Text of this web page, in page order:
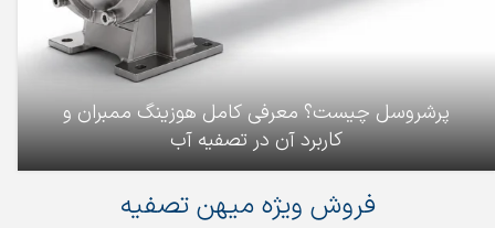
پرشروسل چیست؟ معرفی کامل هوزینگ ممبران و
کاربرد آن در تصفیه آب
فروش ویژه میهن تصفیه